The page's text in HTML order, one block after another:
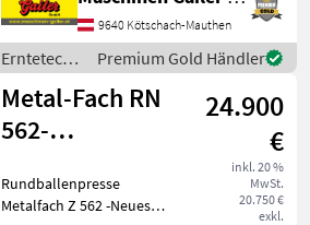
Ballenrampe, Netzbindung,
Schneidwerk neue
Rundballenpresse Baujahr
2025 mit folgender Aus
9640 Kötschach-Mauthen
Erntetechnik
Grünland /
Metal-Fach
Premium Gold Händler
Metal-Fach RN
562-
24.900
€
inkl. 20 %
MwSt.
20.750 €
exkl.
Rundballenpresse
Metalfach Z 562 -Neues